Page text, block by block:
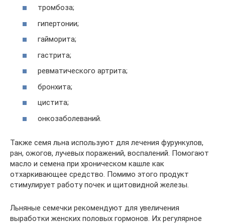
тромбоза;
гипертонии;
гайморита;
гастрита;
ревматического артрита;
бронхита;
цистита;
онкозаболеваний.
Также семя льна используют для лечения фурункулов,
ран, ожогов, лучевых поражений, воспалений. Помогают
масло и семена при хроническом кашле как
отхаркивающее средство. Помимо этого продукт
стимулирует работу почек и щитовидной железы.
Льняные семечки рекомендуют для увеличения
выработки женских половых гормонов. Их регулярное